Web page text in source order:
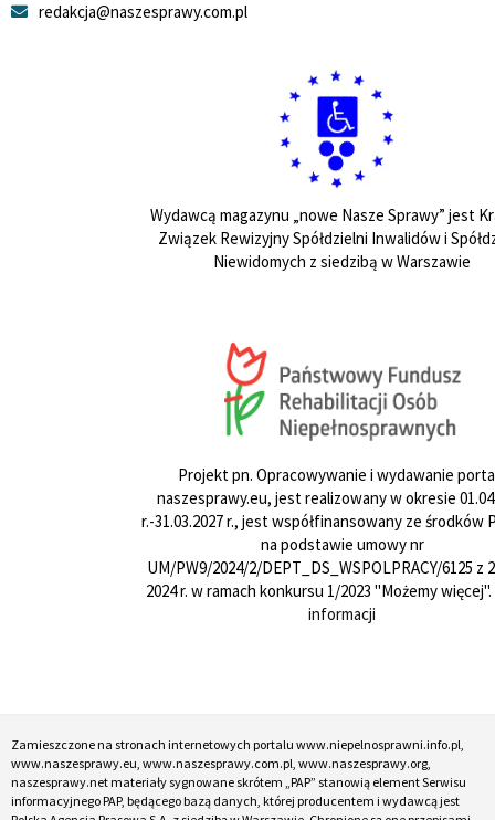
redakcja@naszesprawy.com.pl
Wydawcą magazynu „nowe Nasze Sprawy” jest
Związek Rewizyjny Spółdzielni Inwalidów i
Niewidomych z siedzibą w Warszawie
Projekt pn. Opracowywanie i wydawanie
naszesprawy.eu, jest realizowany w okresie
r.-31.03.2027 r., jest współfinansowany ze środków
na podstawie umowy nr
UM/PW9/2024/2/DEPT_DS_WSPOLPRACY/6125 z
2024 r. w ramach konkursu 1/2023 "Możemy więcej".
informacji
Zamieszczone na stronach internetowych portalu www.niepelnosprawni.info.pl,
www.naszesprawy.eu, www.naszesprawy.com.pl, www.naszesprawy.org,
naszesprawy.net materiały sygnowane skrótem „PAP” stanowią element Serwisu
informacyjnego PAP, będącego bazą danych, której producentem i wydawcą jest